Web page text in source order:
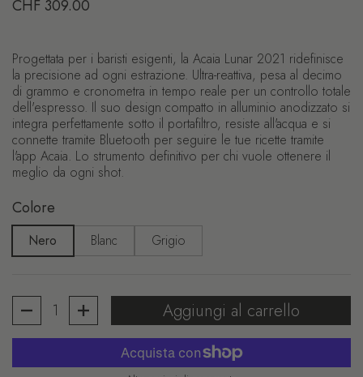
Prezzo di listino
CHF 309.00
Progettata per i baristi esigenti, la Acaia Lunar 2021 ridefinisce
la precisione ad ogni estrazione. Ultra-reattiva, pesa al decimo
di grammo e cronometra in tempo reale per un controllo totale
dell'espresso. Il suo design compatto in alluminio anodizzato si
integra perfettamente sotto il portafiltro, resiste all'acqua e si
connette tramite Bluetooth per seguire le tue ricette tramite
l'app Acaia. Lo strumento definitivo per chi vuole ottenere il
meglio da ogni shot.
Colore
Nero Blanc Grigio
Quantità Aggiungi al carrello